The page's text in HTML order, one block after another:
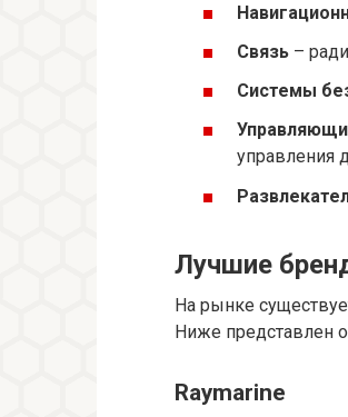
Связь –
Системы
управления
Лучшие
На рынке
Ниже представлен
Raymarine